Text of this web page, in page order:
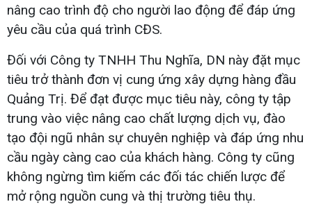
nâng cao trình độ cho người lao động để đáp ứng
yêu cầu của quá trình CĐS.
Đối với Công ty TNHH Thu Nghĩa, DN này đặt mục
tiêu trở thành đơn vị cung ứng xây dựng hàng đầu
Quảng Trị. Để đạt được mục tiêu này, công ty tập
trung vào việc nâng cao chất lượng dịch vụ, đào
tạo đội ngũ nhân sự chuyên nghiệp và đáp ứng nhu
cầu ngày càng cao của khách hàng. Công ty cũng
không ngừng tìm kiếm các đối tác chiến lược để
mở rộng nguồn cung và thị trường tiêu thụ.